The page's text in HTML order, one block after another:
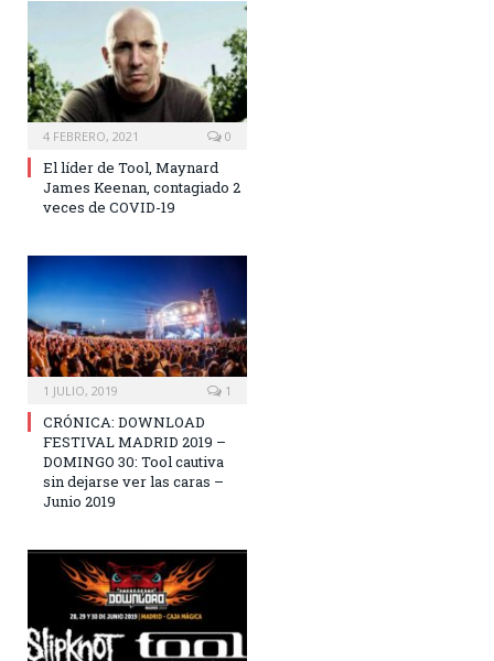
4 FEBRERO, 2021 0
El líder de Tool, Maynard
James Keenan, contagiado 2
veces de COVID-19
1 JULIO, 2019 1
CRÓNICA: DOWNLOAD
FESTIVAL MADRID 2019 –
DOMINGO 30: Tool cautiva
sin dejarse ver las caras –
Junio 2019